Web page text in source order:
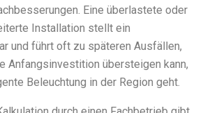
Eine überlastete oder
Installation stellt ein
und führt oft zu späteren Ausfällen,
Anfangsinvestition übersteigen kann,
Beleuchtung in der Region geht.